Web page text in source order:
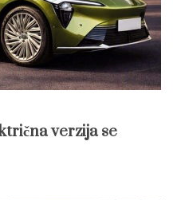
verzija se